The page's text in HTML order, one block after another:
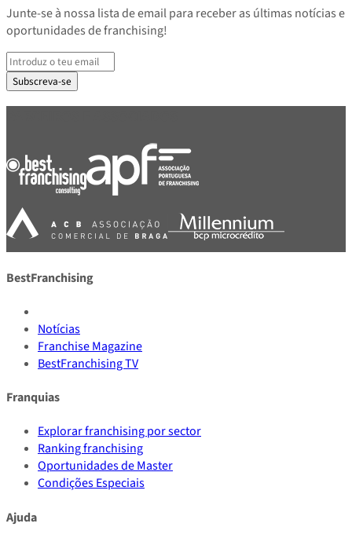
Junte-se à nossa lista de email para receber as últimas notícias e
oportunidades de franchising!
Subscreva-se
BestFranchising
Notícias
Franchise Magazine
BestFranchising TV
Franquias
Explorar franchising por sector
Ranking franchising
Oportunidades de Master
Condições Especiais
Ajuda